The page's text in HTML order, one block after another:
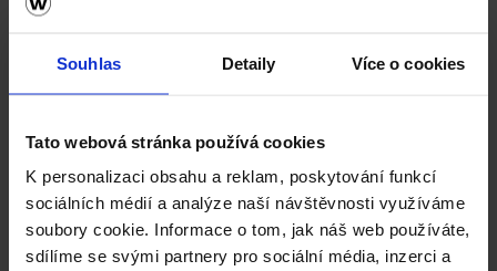
Souhlas Detaily Více o cookies
Tato webová stránka používá cookies
K personalizaci obsahu a reklam, poskytování funkcí
sociálních médií a analýze naší návštěvnosti využíváme
soubory cookie. Informace o tom, jak náš web používáte,
sdílíme se svými partnery pro sociální média, inzerci a
Cihla Porotherm 20 T Profi Dryfix -
Tepelněizolační broušená